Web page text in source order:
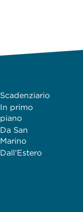
Scadenziario
In primo
piano
Da San
Marino
Dall’Estero